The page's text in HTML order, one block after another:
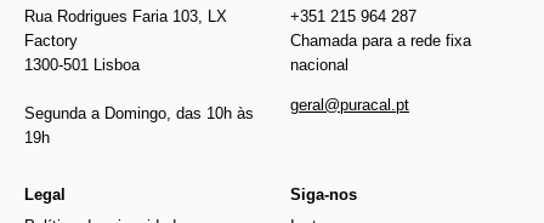
Rua Rodrigues Faria 103, LX
Factory
1300-501 Lisboa
Segunda a Domingo, das 10h às
19h
+351 215 964 287
Chamada para a rede fixa
nacional
geral@puracal.pt
Legal
Siga-nos